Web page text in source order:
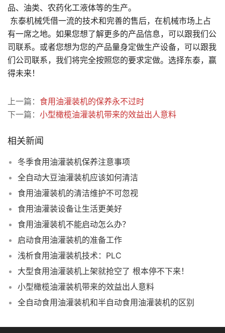
品、油类、农药化工液体等的生产。
东泰机械凭借一流的技术和完善的售后，在机械市场上占
有一席之地。如果您想了解更多的产品信息，可以跟我们公
司联系。或者您想为您的产品量身定做生产设备，可以跟我
们公司联系，我们将完全按照您的要求定做。选择东泰，赢
得未来！
上一篇： 食用油灌装机的保养永不过时
下一篇： 小型橄榄油灌装机带来的效益出人意料
相关新闻
冬季食用油灌装机保养注意事项
全自动大豆油灌装机应该如何清洁
食用油灌装机的清洁维护不可忽视
食用油灌装设备让生活更美好
食用油灌装机不能启动怎么办？
启动食用油灌装机的准备工作
浅析食用油灌装机技术：PLC
大型食用油灌装机上架就抢空了 根本停不下来！
小型橄榄油灌装机带来的效益出人意料
全自动食用油灌装机和半自动食用油灌装机的区别